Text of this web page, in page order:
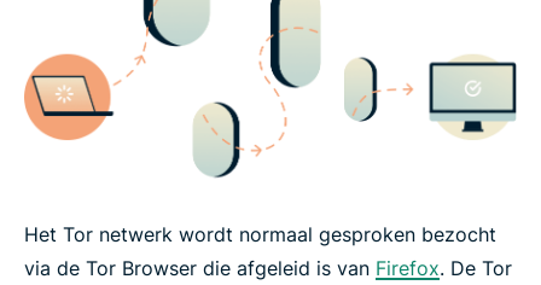
Het Tor netwerk wordt normaal gesproken bezocht
via de Tor Browser die afgeleid is van Firefox. De Tor